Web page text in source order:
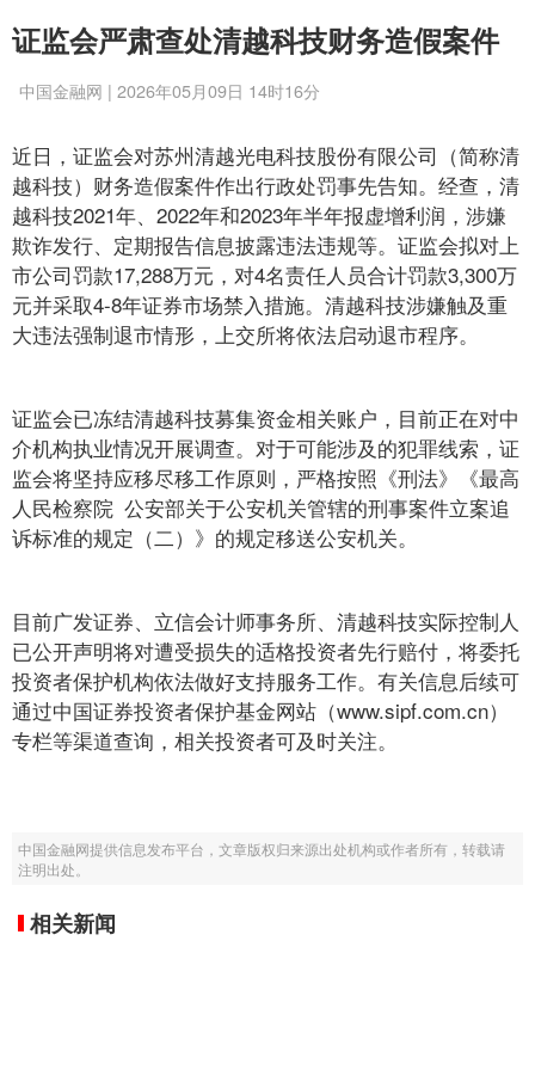
证监会严肃查处清越科技财务造假案件
中国金融网 | 2026年05月09日 14时16分
近日，证监会对苏州清越光电科技股份有限公司（简称清
越科技）财务造假案件作出行政处罚事先告知。经查，清
越科技2021年、2022年和2023年半年报虚增利润，涉嫌
欺诈发行、定期报告信息披露违法违规等。证监会拟对上
市公司罚款17,288万元，对4名责任人员合计罚款3,300万
元并采取4-8年证券市场禁入措施。清越科技涉嫌触及重
大违法强制退市情形，上交所将依法启动退市程序。
证监会已冻结清越科技募集资金相关账户，目前正在对中
介机构执业情况开展调查。对于可能涉及的犯罪线索，证
监会将坚持应移尽移工作原则，严格按照《刑法》《最高
人民检察院 公安部关于公安机关管辖的刑事案件立案追
诉标准的规定（二）》的规定移送公安机关。
目前广发证券、立信会计师事务所、清越科技实际控制人
已公开声明将对遭受损失的适格投资者先行赔付，将委托
投资者保护机构依法做好支持服务工作。有关信息后续可
通过中国证券投资者保护基金网站（www.sipf.com.cn）
专栏等渠道查询，相关投资者可及时关注。
中国金融网提供信息发布平台，文章版权归来源出处机构或作者所有，转载请
注明出处。
相关新闻